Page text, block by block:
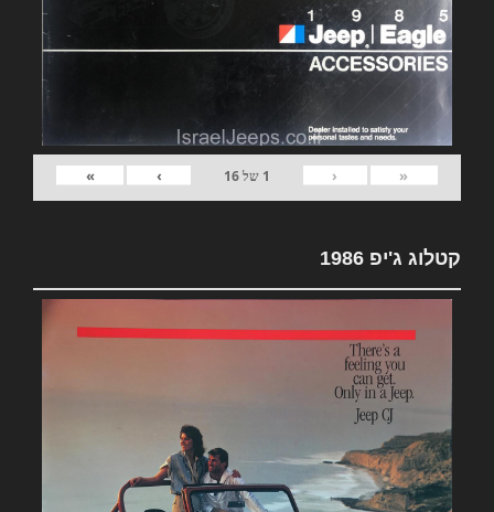
«
‹
1 של16
›
»
קטלוג ג'יפ 1986